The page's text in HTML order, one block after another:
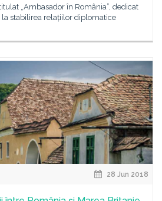
„Ambasador în România”, dedicat
la stabilirea relațiilor diplomatice
28 Jun 2018